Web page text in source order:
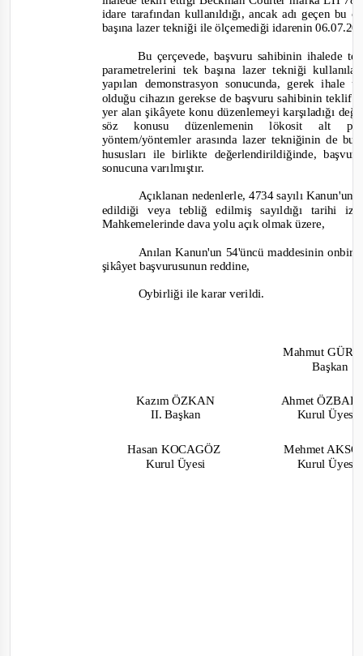
idare tarafından kullanıldığı, ancak adı geçen
başına lazer tekniği ile ölçemediği idarenin
Bu çerçevede, başvuru sahibinin ihalede
parametrelerini tek başına lazer tekniği
yapılan demonstrasyon sonucunda, gerek
olduğu cihazın gerekse de başvuru sahibinin teklif
yer alan şikâyete konu düzenlemeyi karşıladığı
söz konusu düzenlemenin lökosit alt
yöntem/yöntemler arasında lazer tekniğinin de
hususları ile birlikte değerlendirildiğinde,
sonucuna varılmıştır.
Açıklanan nedenlerle, 4734 sayılı
edildiği veya tebliğ edilmiş sayıldığı tarihi
Mahkemelerinde dava yolu açık olmak üzere,
Anılan Kanun'un 54'üncü maddesinin
şikâyet başvurusunun reddine,
Oybirliği ile karar verildi.
Mahmut
Başkan
Kazım ÖZKAN
II. Başkan
Ahmet
Kurul Üyesi
Hasan KOCAGÖZ
Kurul Üyesi
Mehmet
Kurul Üyesi